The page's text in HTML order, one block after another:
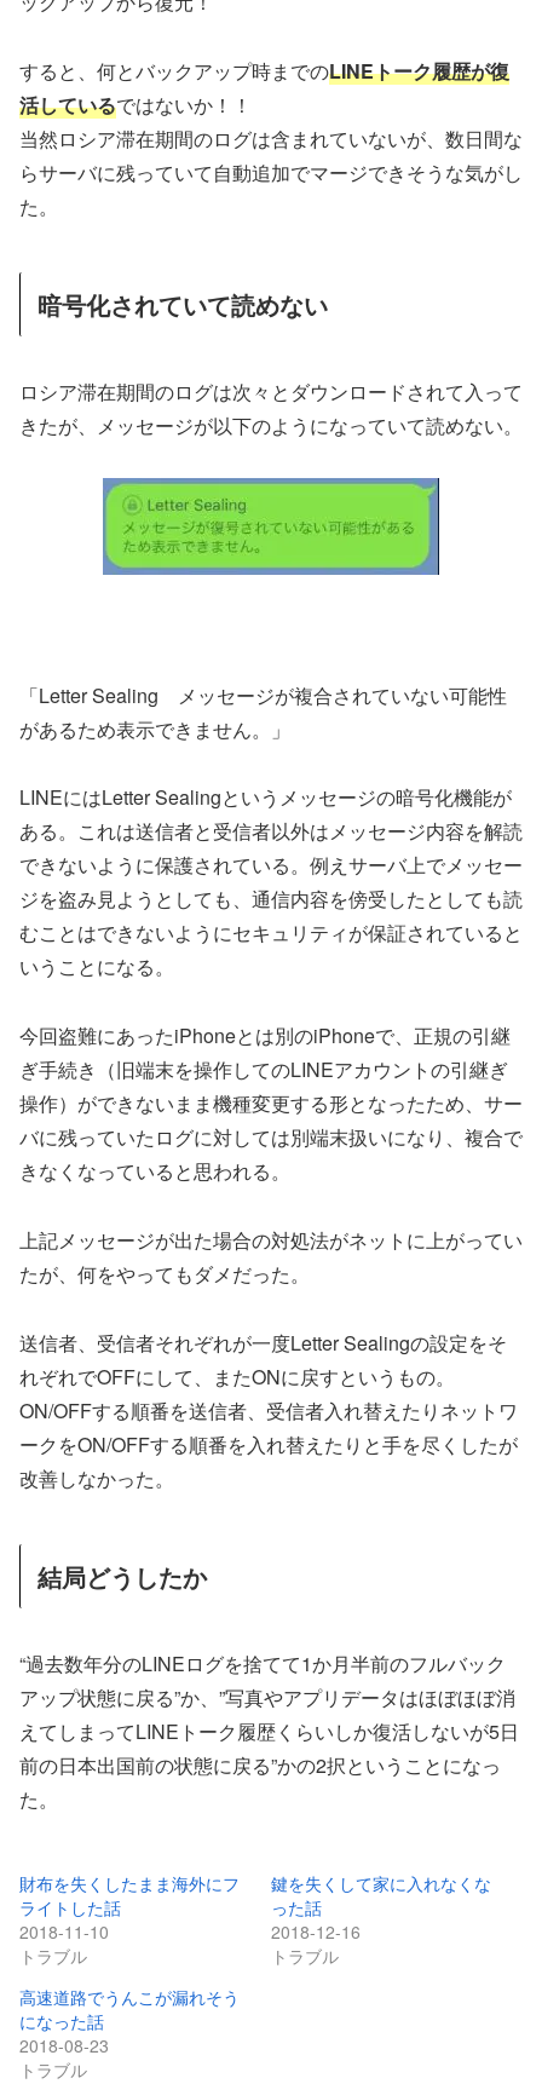
すると、何とバックアップ時までのLINEトーク履歴が復
活しているではないか！！
当然ロシア滞在期間のログは含まれていないが、数日間な
らサーバに残っていて自動追加でマージできそうな気がし
た。
暗号化されていて読めない
ロシア滞在期間のログは次々とダウンロードされて入って
きたが、メッセージが以下のようになっていて読めない。
「Letter Sealing メッセージが複合されていない可能性
があるため表示できません。」
LINEにはLetter Sealingというメッセージの暗号化機能が
ある。これは送信者と受信者以外はメッセージ内容を解読
できないように保護されている。例えサーバ上でメッセー
ジを盗み見ようとしても、通信内容を傍受したとしても読
むことはできないようにセキュリティが保証されていると
いうことになる。
今回盗難にあったiPhoneとは別のiPhoneで、正規の引継
ぎ手続き（旧端末を操作してのLINEアカウントの引継ぎ
操作）ができないまま機種変更する形となったため、サー
バに残っていたログに対しては別端末扱いになり、複合で
きなくなっていると思われる。
上記メッセージが出た場合の対処法がネットに上がってい
たが、何をやってもダメだった。
送信者、受信者それぞれが一度Letter Sealingの設定をそ
れぞれでOFFにして、またONに戻すというもの。
ON/OFFする順番を送信者、受信者入れ替えたりネットワ
ークをON/OFFする順番を入れ替えたりと手を尽くしたが
改善しなかった。
結局どうしたか
“過去数年分のLINEログを捨てて1か月半前のフルバック
アップ状態に戻る”か、”写真やアプリデータはほぼほぼ消
えてしまってLINEトーク履歴くらいしか復活しないが5日
前の日本出国前の状態に戻る”かの2択ということになっ
た。
財布を失くしたまま海外にフ
ライトした話
2018-11-10
トラブル
鍵を失くして家に入れなくな
った話
2018-12-16
トラブル
高速道路でうんこが漏れそう
になった話
2018-08-23
トラブル